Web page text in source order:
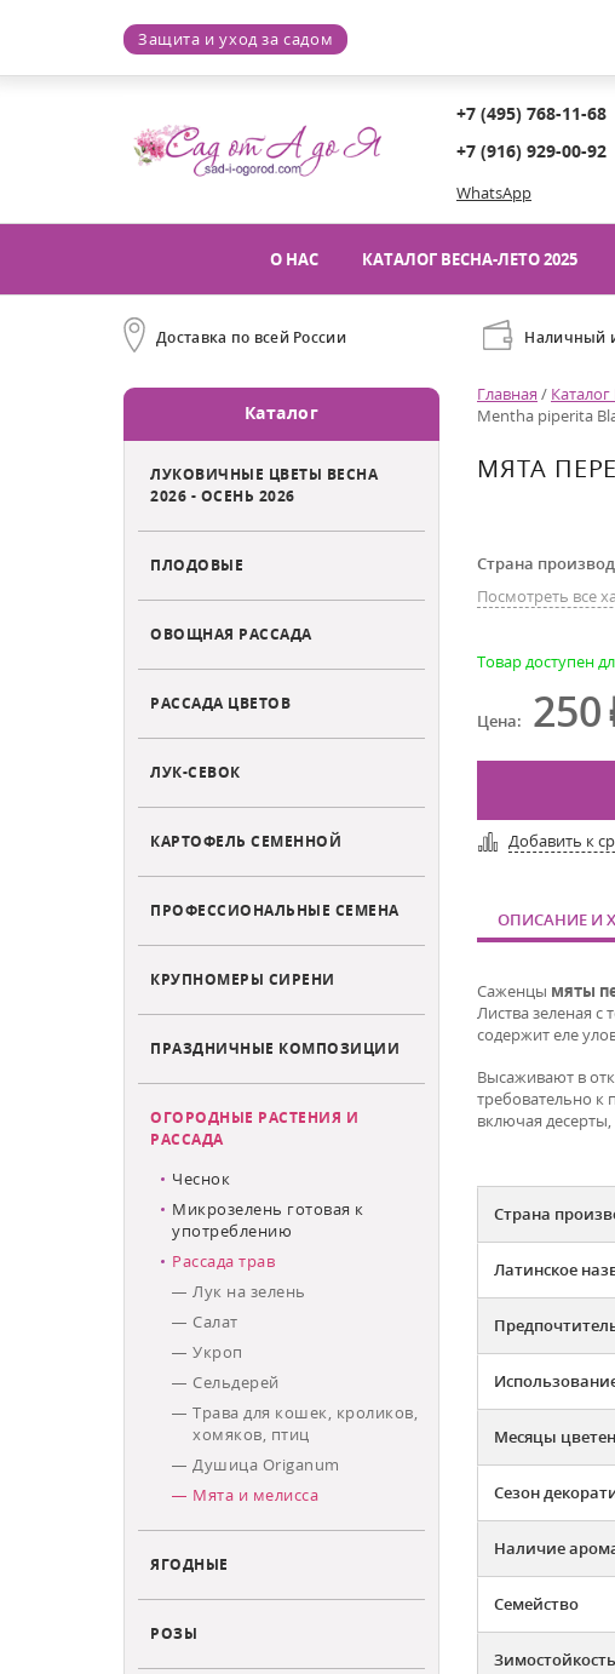
Защита и уход за садом
+7 (495) 768-11-68
+7 (916) 929-00-92
WhatsApp
О НАС КАТАЛОГ ВЕСНА-ЛЕТО 2025
Доставка по всей России Наличный
Каталог
ЛУКОВИЧНЫЕ ЦВЕТЫ ВЕСНА
2026 - ОСЕНЬ 2026
ПЛОДОВЫЕ
ОВОЩНАЯ РАССАДА
РАССАДА ЦВЕТОВ
ЛУК-СЕВОК
КАРТОФЕЛЬ СЕМЕННОЙ
ПРОФЕССИОНАЛЬНЫЕ СЕМЕНА
КРУПНОМЕРЫ СИРЕНИ
ПРАЗДНИЧНЫЕ КОМПОЗИЦИИ
ОГОРОДНЫЕ РАСТЕНИЯ И
РАССАДА
Чеснок
Микрозелень готовая к
употреблению
Рассада трав
Лук на зелень
Салат
Укроп
Сельдерей
Трава для кошек, кроликов,
хомяков, птиц
Душица Origanum
Мята и мелисса
ЯГОДНЫЕ
РОЗЫ
Главная /
Mentha piperita
МЯТА
Страна
Посмотреть все
Товар доступен
Цена: 250
Добавить к
ОПИСАНИЕ И
Саженцы мяты
Листва зеленая
содержит еле
Высаживают в
требовательно к
включая
Страна
Латинское
Месяцы
Сезон
Наличие
Семейство
Зимостойкость